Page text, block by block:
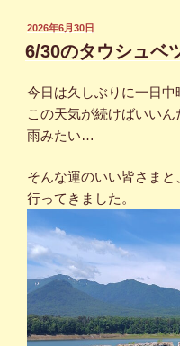
投
稿
日:
2026年6月30日
6/30のタウシュベ
今日は久しぶりに一日中
この天気が続けばいい
雨みたい…
そんな運のいい皆さま
行ってきました。